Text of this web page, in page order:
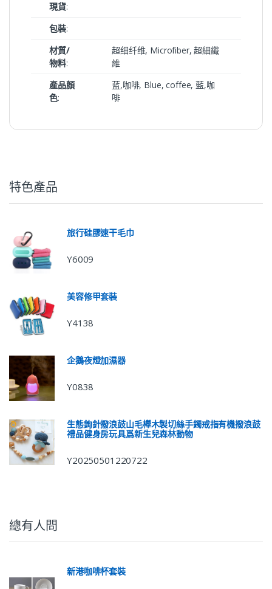
現貨:
包裝:
材質/
物料:
超细纤维, Microfiber, 超細纖
維
產品顏
色:
蓝,咖啡, Blue, coffee, 藍,咖
啡
特色產品
旅行硅膠速干毛巾
Y6009
美容修甲套裝
Y4138
企鵝夜燈加濕器
Y0838
生態鉤針撥浪鼓山毛櫸木製切絲手鐲戒指有機撥浪鼓
禮品健身房玩具爲新生兒森林動物
Y20250501220722
總有人問
新港咖啡杯套裝